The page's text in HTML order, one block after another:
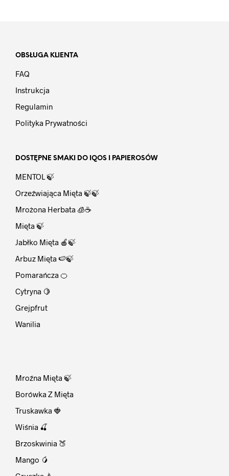
OBSŁUGA KLIENTA
FAQ
Instrukcja
Regulamin
Polityka Prywatności
DOSTĘPNE SMAKI DO IQOS I PAPIEROSÓW
MENTOL 🍃
Orzeźwiająca Mięta 🍃🍃
Mrożona Herbata 🧊☕
Mięta 🍃
Jabłko Mięta 🍎🍃
Arbuz Mięta 🍉🍃
Pomarańcza 🍊
Cytryna 🍋
Grejpfrut
Wanilia
Mroźna Mięta 🍃
Borówka Z Mięta
Truskawka 🍓
Wiśnia 🍒
Brzoskwinia 🍑
Mango 🥭